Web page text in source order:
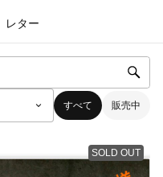
レター
すべて 販売中
SOLD OUT